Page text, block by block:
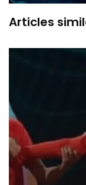
Articles